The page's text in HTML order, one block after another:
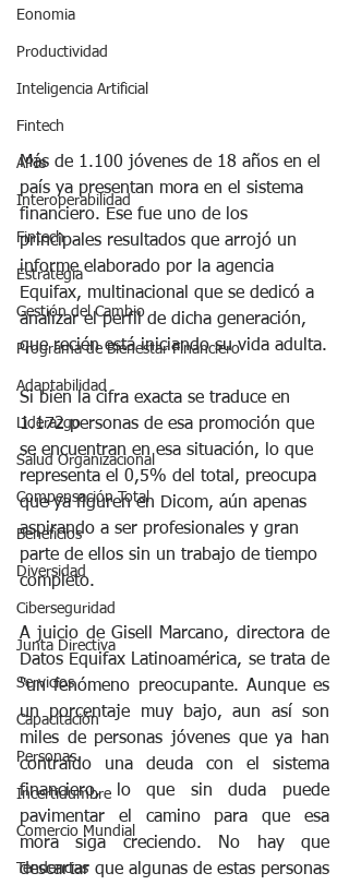
Eonomia
Productividad
Inteligencia Artificial
Fintech
APIs
Interoperabilidad
Fintech
Estrategia
Gestión del Cambio
Programa de Bienestar Financiero
Adaptabilidad
Liderazgo
Salud Organizacional
Compensación Total
Beneficios
Diversidad
Ciberseguridad
Junta Directiva
Servicios
Capacitación
Personas.
Incertidumbre
Comercio Mundial
Tendencias
Más de 1.100 jóvenes de 18 años en el
país ya presentan mora en el sistema
financiero. Ese fue uno de los
principales resultados que arrojó un
informe elaborado por la agencia
Equifax, multinacional que se dedicó a
analizar el perfil de dicha generación,
que recién está iniciando su vida adulta.
Si bien la cifra exacta se traduce en
1.172 personas de esa promoción que
se encuentran en esa situación, lo que
representa el 0,5% del total, preocupa
que ya figuren en Dicom, aún apenas
aspirando a ser profesionales y gran
parte de ellos sin un trabajo de tiempo
completo.
A juicio de Gisell Marcano, directora de
Datos Equifax Latinoamérica, se trata de
"un fenómeno preocupante. Aunque es
un porcentaje muy bajo, aun así son
miles de personas jóvenes que ya han
contraído una deuda con el sistema
financiero, lo que sin duda puede
pavimentar el camino para que esa
mora siga creciendo. No hay que
descartar que algunas de estas personas